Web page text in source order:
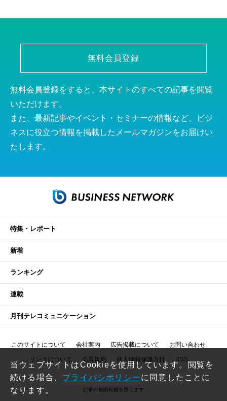
無料会員登録
無料会員登録をすると、本サイトのすべての記事を閲覧
いただけます。
また、最新記事やイベント・セミナーの情報など、ビジ
ネスに役立つ情報を掲載したメールマガジンをお届けい
たします。
特集・レポート
新着
ランキング
連載
月刊テレコミュニケーション
このサイトについて 会社案内 広告掲載について お問い合わせ
リンクについて 会員規約 個人情報保護方針 RSS
記事の無断転載を禁じます
当ウェブサイトはCookieを使用しています。閲覧を
続ける場合、 プライバシポリシーに同意したことに
なります。